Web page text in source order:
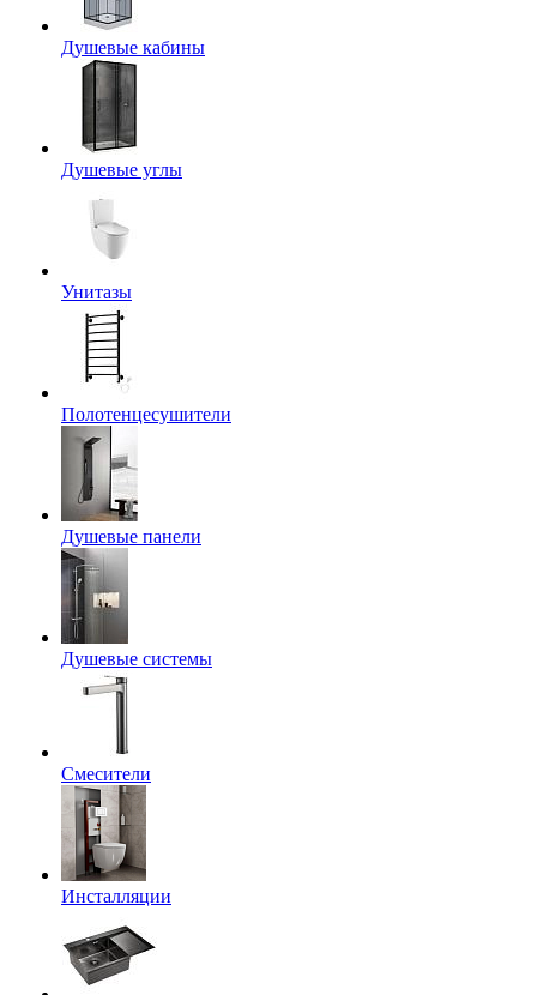
Душевые кабины
Душевые углы
Унитазы
Полотенцесушители
Душевые панели
Душевые системы
Смесители
Инсталляции